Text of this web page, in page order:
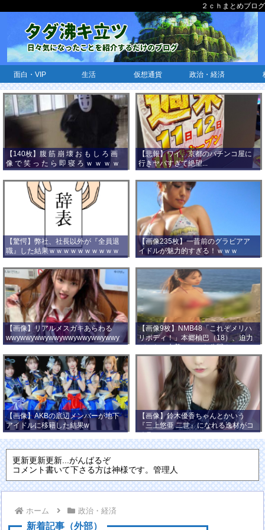
２ｃｈまとめブログ
面白・VIP 生活 仮想通貨 政治・経済
【140枚】腹 筋 崩 壊 お も し ろ 画
像 で 笑 っ た ら 即 寝 ろ ｗ ｗ ｗ ｗ
ｗ ｗ ｗ ｗ ｗ ｗ ｗ ｗ
【悲報】ワイ、京都のパチンコ屋に
行きヤバすぎて絶望...
【驚愕】弊社、社長以外が『全員退
職』した結果ｗｗｗｗｗｗｗｗｗｗ
ｗｗｗ
【画像235枚】一昔前のグラビアア
イドルが魅力的すぎる！ｗｗｗ
【画像】リアルメスガキあらわる
wwywwywwywwywwywwywwywwy
wwy
【画像9枚】NMB48「これぞメリハ
リボディ！」本郷柚巴（18）、迫力
バストの水着ショット公開！
【画像】AKBの底辺メンバーが地下
アイドルに移籍した結果w
【画像】鈴木優香ちゃんとかいう
『三上悠亜 二世』になれる逸材がコ
チラ
更新更新更新...がんばるぞ
コメント書いて下さる方は神様です。管理人
ホーム 政治・経済
新着記事（外部）